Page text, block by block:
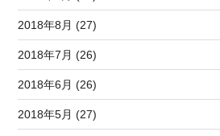
2018年8月 (27)
2018年7月 (26)
2018年6月 (26)
2018年5月 (27)